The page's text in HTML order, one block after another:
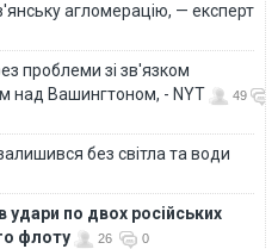
агломерацію, — експерт
проблеми зі зв'язком
над Вашингтоном, - NYT
49
без світла та води
удари по двох російських
флоту
26 0